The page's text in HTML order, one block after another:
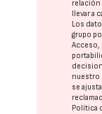
relación
llevar
Los
grupo
nuestro
se
Política